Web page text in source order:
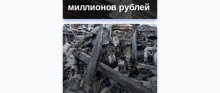
миллионов рублей